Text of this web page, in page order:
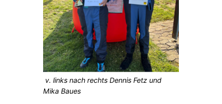
v. links nach rechts Dennis Fetz und
Mika Baues